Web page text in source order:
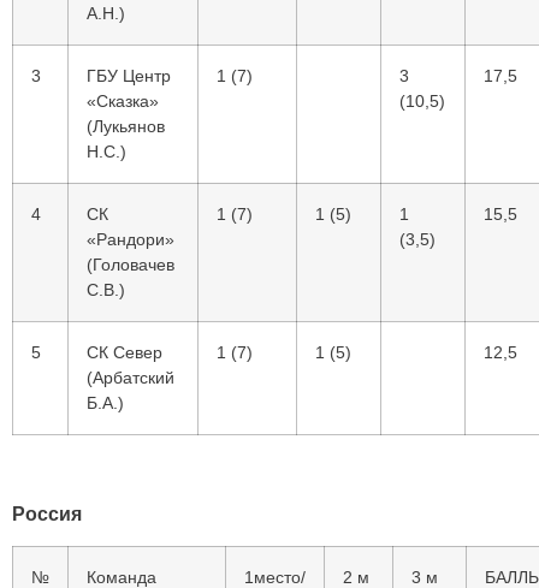
А.Н.)
3
ГБУ Центр
«Сказка»
(Лукьянов
Н.С.)
1 (7)
3
(10,5)
17,5
4
СК
«Рандори»
(Головачев
С.В.)
1 (7) 1 (5)
1
(3,5)
15,5
5
СК Север
(Арбатский
Б.А.)
1 (7) 1 (5) 12,5
Россия
№ Команда 1место/ 2 м 3 м